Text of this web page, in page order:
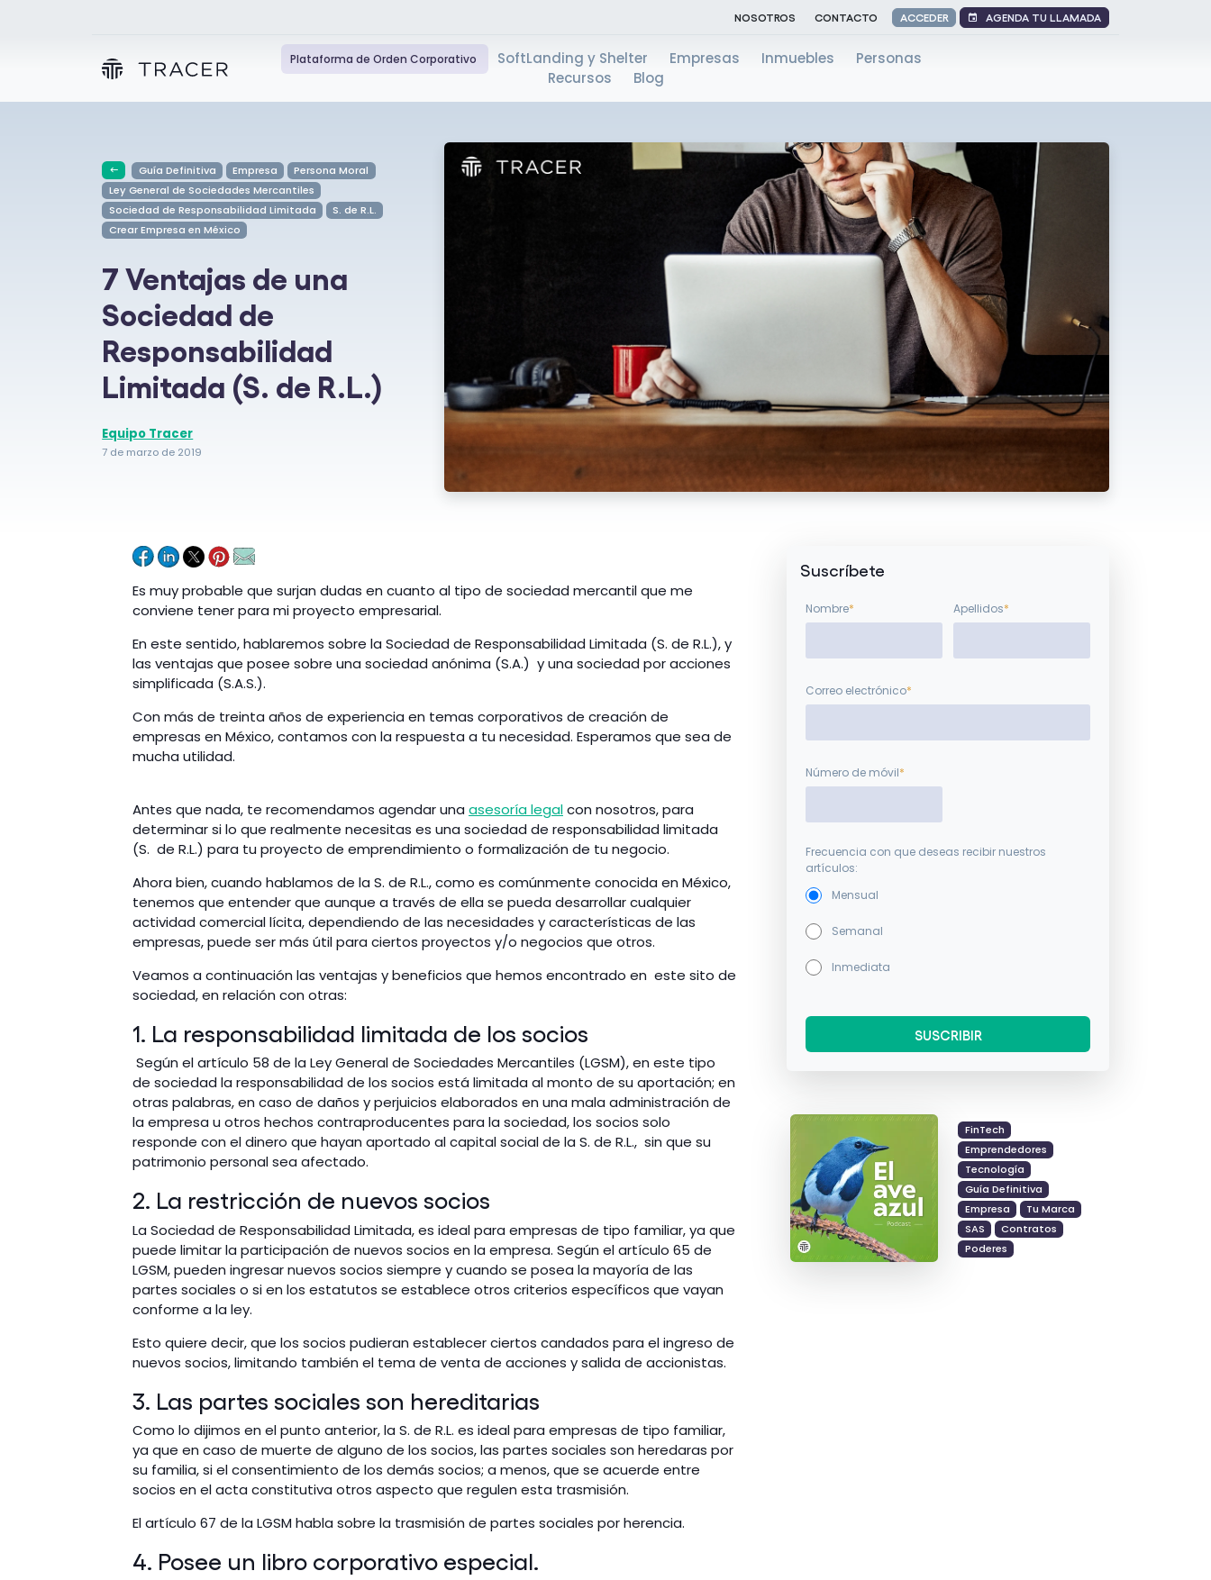
NOSOTROS CONTACTO ACCEDER AGENDA TU LLAMADA
Plataforma de Orden Corporativo SoftLanding y Shelter Empresas Inmuebles
Personas
Recursos
Blog
Guía Definitiva Empresa
Persona Moral
Ley General de Sociedades Mercantiles
Sociedad de Responsabilidad Limitada
S. de R.L.
Crear Empresa en México
7 Ventajas de una
Sociedad de
Responsabilidad
Limitada (S. de R.L.)
Equipo Tracer
7 de marzo de 2019
Es muy probable que surjan dudas en cuanto al tipo de sociedad mercantil que me
conviene tener para mi proyecto empresarial.
En este sentido, hablaremos sobre la Sociedad de Responsabilidad Limitada (S. de R.L.), y
las ventajas que posee sobre una sociedad anónima (S.A.) y una sociedad por acciones
simplificada (S.A.S.).
Con más de treinta años de experiencia en temas corporativos de creación de
empresas en México, contamos con la respuesta a tu necesidad. Esperamos que sea de
mucha utilidad.
Antes que nada, te recomendamos agendar una asesoría legalcon nosotros, para
determinar si lo que realmente necesitas es una sociedad de responsabilidad limitada
(S. de R.L.) para tu proyecto de emprendimiento o formalización de tu negocio.
Ahora bien, cuando hablamos de la S. de R.L., como es comúnmente conocida en México,
tenemos que entender que aunque a través de ella se pueda desarrollar cualquier
actividad comercial lícita, dependiendo de las necesidades y características de las
empresas, puede ser más útil para ciertos proyectos y/o negocios que otros.
Veamos a continuación las ventajas y beneficios que hemos encontrado en este sito de
sociedad, en relación con otras:
1. La responsabilidad limitada de los socios
Según el artículo 58 de la Ley General de Sociedades Mercantiles (LGSM), en este tipo
de sociedad la responsabilidad de los socios está limitada al monto de su aportación; en
otras palabras, en caso de daños y perjuicios elaborados en una mala administración de
la empresa u otros hechos contraproducentes para la sociedad, los socios solo
responde con el dinero que hayan aportado al capital social de la S. de R.L., sin que su
patrimonio personal sea afectado.
2. La restricción de nuevos socios
La Sociedad de Responsabilidad Limitada, es ideal para empresas de tipo familiar, ya que
puede limitar la participación de nuevos socios en la empresa. Según el artículo 65 de
LGSM, pueden ingresar nuevos socios siempre y cuando se posea la mayoría de las
partes sociales o si en los estatutos se establece otros criterios específicos que vayan
conforme a la ley.
Esto quiere decir, que los socios pudieran establecer ciertos candados para el ingreso de
nuevos socios, limitando también el tema de venta de acciones y salida de accionistas.
3. Las partes sociales son hereditarias
Como lo dijimos en el punto anterior, la S. de R.L. es ideal para empresas de tipo familiar,
ya que en caso de muerte de alguno de los socios, las partes sociales son heredaras por
su familia, si el consentimiento de los demás socios; a menos, que se acuerde entre
socios en el acta constitutiva otros aspecto que regulen esta trasmisión.
El artículo 67 de la LGSM habla sobre la trasmisión de partes sociales por herencia.
4. Posee un libro corporativo especial.
Suscríbete
Nombre* Apellidos*
Correo electrónico*
Número de móvil*
Frecuencia con que deseas recibir nuestros
artículos:
Mensual
Semanal
Inmediata
FinTech
Emprendedores
Tecnología
Guía Definitiva
Empresa
Tu Marca
SAS
Contratos
Poderes